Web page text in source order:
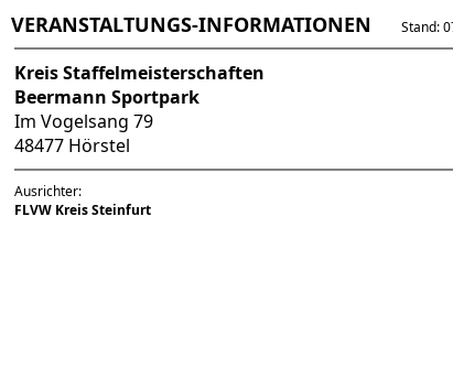
VERANSTALTUNGS-INFORMATIONEN Stand:
Kreis Staffelmeisterschaften
Beermann Sportpark
Im Vogelsang 79
48477 Hörstel
Ausrichter:
FLVW Kreis Steinfurt